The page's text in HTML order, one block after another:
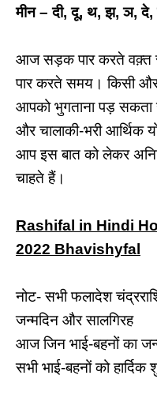
मीन – दी, दू, थ, झ, ञ,
आज सड़क पार करते वक़्त
पार करते समय। किसी और
आपको भुगताना पड़
और चालाकी-भरी आर्थिक
आप इस बात को लेकर
चाहते हैं।
Rashifal in Hindi
2022 Bhavishyfal
नोट- सभी फलादेश
जन्मदिन और सालगिरह
आज जिन भाई-बहनों का
सभी भाई-बहनों को हार्दिक